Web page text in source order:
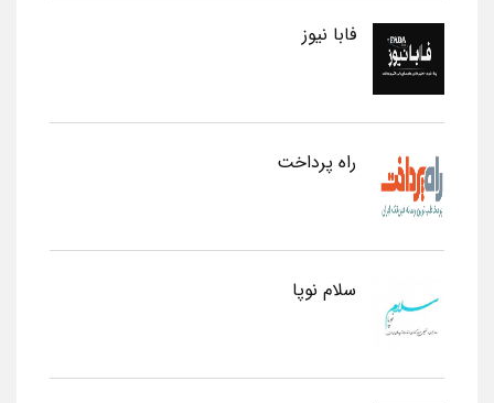
فابا نیوز
راه پرداخت
سلام نوپا